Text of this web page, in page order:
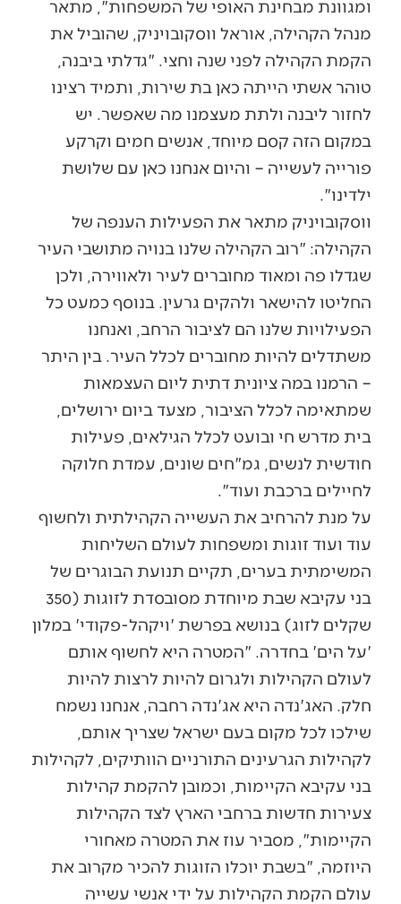
ומגוונת מבחינת האופי של המשפחות", מתאר
מנהל הקהילה, אוראל ווסקובויניק, שהוביל את
הקמת הקהילה לפני שנה וחצי. "גדלתי ביבנה,
טוהר אשתי הייתה כאן בת שירות, ותמיד רצינו
לחזור ליבנה ולתת מעצמנו מה שאפשר. יש
במקום הזה קסם מיוחד, אנשים חמים וקרקע
פורייה לעשייה – והיום אנחנו כאן עם שלושת
ילדינו".
ווסקובויניק מתאר את הפעילות הענפה של
הקהילה: "רוב הקהילה שלנו בנויה מתושבי העיר
שגדלו פה ומאוד מחוברים לעיר ולאווירה, ולכן
החליטו להישאר ולהקים גרעין. בנוסף כמעט כל
הפעילויות שלנו הם לציבור הרחב, ואנחנו
משתדלים להיות מחוברים לכלל העיר. בין היתר
– הרמנו במה ציונית דתית ליום העצמאות
שמתאימה לכלל הציבור, מצעד ביום ירושלים,
בית מדרש חי ובועט לכלל הגילאים, פעילות
חודשית לנשים, גמ"חים שונים, עמדת חלוקה
לחיילים ברכבת ועוד".
על מנת להרחיב את העשייה הקהילתית ולחשוף
עוד ועוד זוגות ומשפחות לעולם השליחות
המשימתית בערים, תקיים תנועת הבוגרים של
בני עקיבא שבת מיוחדת מסובסדת לזוגות (350
שקלים לזוג) בנושא בפרשת 'ויקהל-פקודי' במלון
'על הים' בחדרה. "המטרה היא לחשוף אותם
לעולם הקהילות ולגרום להיות לרצות להיות
חלק. האג'נדה היא אג'נדה רחבה, אנחנו נשמח
שילכו לכל מקום בעם ישראל שצריך אותם,
לקהילות הגרעינים התורניים הוותיקים, לקהילות
בני עקיבא הקיימות, וכמובן להקמת קהילות
צעירות חדשות ברחבי הארץ לצד הקהילות
הקיימות", מסביר עוז את המטרה מאחורי
היוזמה, "בשבת יוכלו הזוגות להכיר מקרוב את
עולם הקמת הקהילות על ידי אנשי עשייה